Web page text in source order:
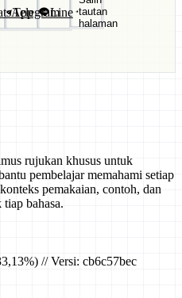
TelegramLine tautan
halaman
rujukan khusus untuk
pembelajar memahami setiap
pemakaian, contoh, dan
bahasa.
// Versi: cb6c57bec